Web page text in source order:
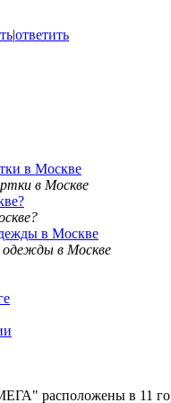
|ответить
в Москве
в Москве
расположены в 11